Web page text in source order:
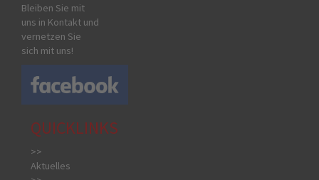
Bleiben Sie mit
uns in Kontakt und
vernetzen Sie
sich mit uns!
QUICKLINKS
>>
Aktuelles